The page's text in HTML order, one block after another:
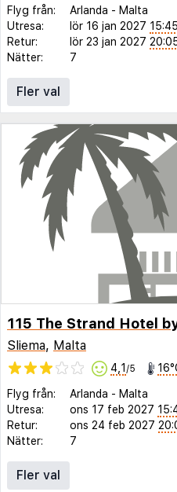
Flyg från: Arlanda - Malta
Utresa:
lör 16 jan 2027 15:45
Retur:
lör 23 jan 2027
Nätter:
7
Fler val
Sliema, Malta
4,1 /5
Flyg från: Arlanda - Malta
Utresa:
ons 17 feb 2027
Retur:
ons 24 feb 2027
Nätter:
7
Fler val